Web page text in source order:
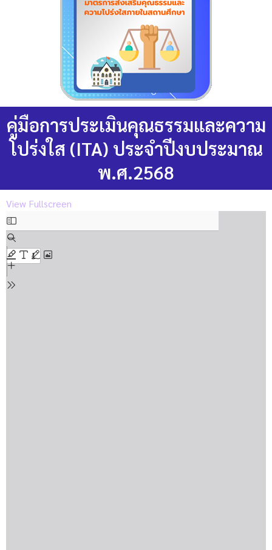
คู่มือการประเมินคุณธรรมและความ
โปร่งใส (ITA) ประจำปีงบประมาณ
พ.ศ.2568
View Fullscreen
Skip
to
PDF
content